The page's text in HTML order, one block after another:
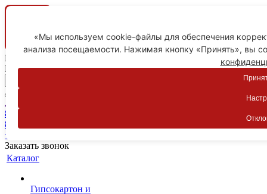
Ваш город
Пятигорск
Личный кабинет
8-800-775-59-89
8-800-775-59-89
+7 918 754-83-77
Заказать звонок
Каталог
Гипсокартон и
«Мы используем cookie-файлы для обеспечения
анализа посещаемости. Нажимая кнопку «Принять», вы